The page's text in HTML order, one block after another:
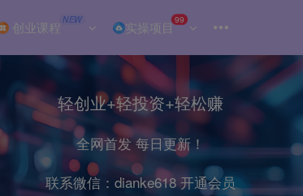
创业课程 NEW 实操项目99
轻创业+轻投资+轻松赚
全网首发 每日更新！
联系微信：dianke618 开通会员